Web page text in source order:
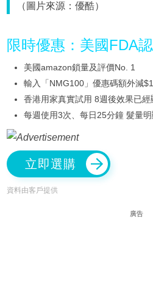
（圖片來源：優酷）
限時優惠：美國FDA
美國amazon鎖量及評價No. 1
輸入「NMG100」優惠碼額外減
香港用家真實試用 8週後效果已經
每週使用3次、每日25分鐘 髮量
立即選購
資料由客戶提供
廣告